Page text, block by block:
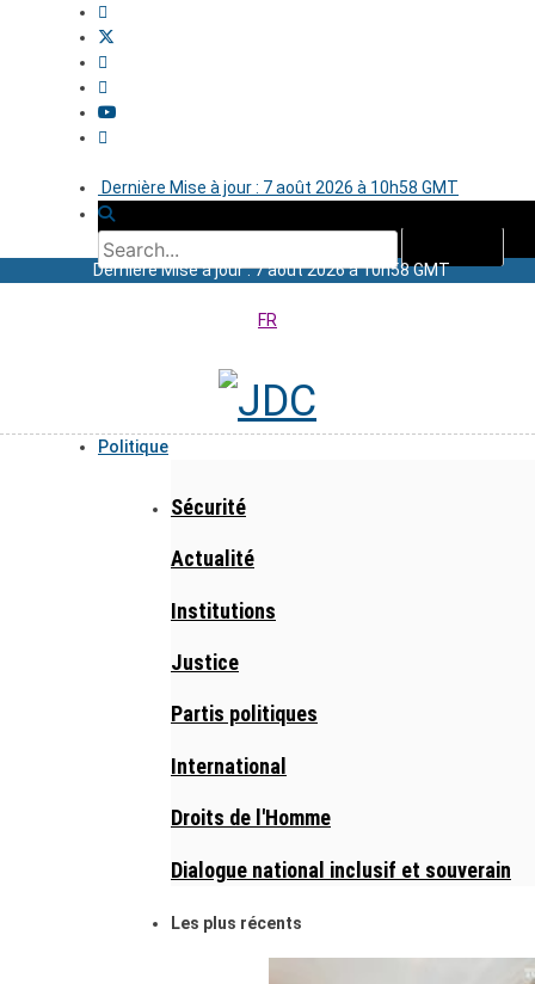
Dernière Mise à jour : 7 août 2026 à 10h58 GMT
Dernière Mise à jour : 7 août 2026 à 10h58 GMT
FR
Politique
Sécurité
Actualité
Institutions
Justice
Partis politiques
International
Droits de l'Homme
Dialogue national inclusif et souverain
Les plus récents